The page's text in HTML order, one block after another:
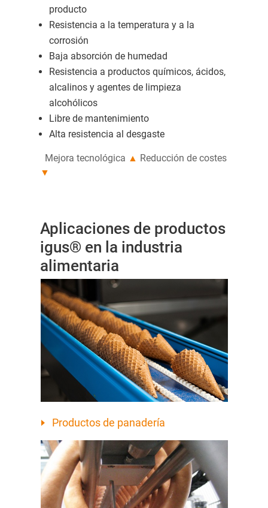
producto
Resistencia a la temperatura y a la
corrosión
Baja absorción de humedad
Resistencia a productos químicos, ácidos,
alcalinos y agentes de limpieza
alcohólicos
Libre de mantenimiento
Alta resistencia al desgaste
Mejora tecnológica ▲ Reducción de costes
▼
Aplicaciones de productos
igus® en la industria
alimentaria
Productos de panadería